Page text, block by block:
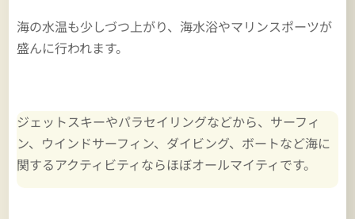
海の水温も少しづつ上がり、海水浴やマリンスポーツが
盛んに行われます。
ジェットスキーやパラセイリングなどから、サーフィ
ン、ウインドサーフィン、ダイビング、ボートなど海に
関するアクティビティならほぼオールマイティです。